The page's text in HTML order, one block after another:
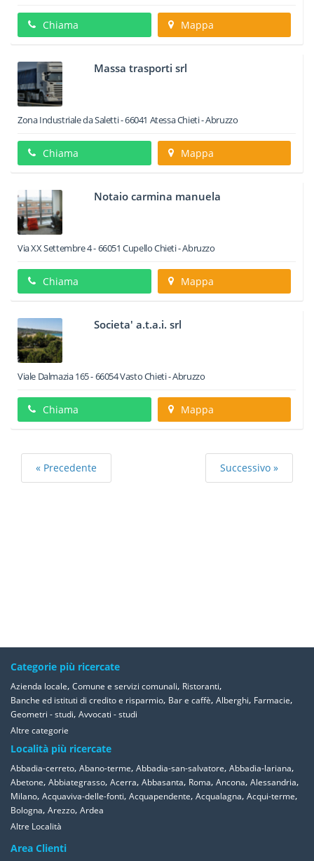
Chiama Mappa
Massa trasporti srl
Zona Industriale da Saletti-66041 AtessaChieti -Abruzzo
Chiama Mappa
Notaio carmina manuela
Via XX Settembre 4-66051 CupelloChieti -Abruzzo
Chiama Mappa
Societa' a.t.a.i. srl
Viale Dalmazia 165-66054VastoChieti -Abruzzo
Chiama Mappa
« Precedente Successivo »
Categorie più ricercate
Azienda locale, Comune e servizi comunali, Ristoranti,
Banche ed istituti di credito e risparmio, Bar e caffè, Alberghi, Farmacie,
Geometri - studi, Avvocati - studi
Altre categorie
Località più ricercate
Abbadia-cerreto, Abano-terme, Abbadia-san-salvatore, Abbadia-lariana,
Abetone, Abbiategrasso, Acerra, Abbasanta, Roma, Ancona, Alessandria,
Milano, Acquaviva-delle-fonti, Acquapendente, Acqualagna, Acqui-terme,
Bologna, Arezzo, Ardea
Altre Località
Area Clienti